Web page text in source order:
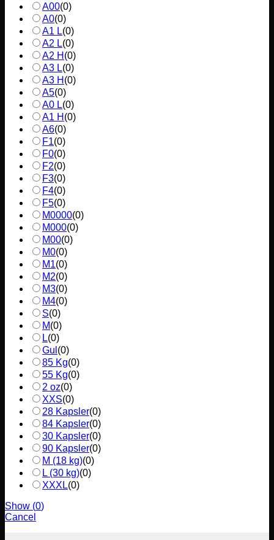
A00(0)
A0(0)
A1 L(0)
A2 L(0)
A2 H (0)
A3 L(0)
A3 H (0)
A5(0)
A0 L(0)
A1 H (0)
A6(0)
F1(0)
F0(0)
F2(0)
F3(0)
F4(0)
F5(0)
M0000(0)
M000(0)
M00(0)
M0(0)
M1(0)
M2(0)
M3(0)
M4(0)
S(0)
M(0)
L(0)
Gul (0)
85 Kg(0)
55 Kg(0)
2 oz(0)
XXS(0)
28 Kapsler(0)
84 Kapsler(0)
30 Kapsler(0)
90 Kapsler(0)
M (18 kg)(0)
L (30 kg)(0)
XXXL(0)
Show (0)
Cancel